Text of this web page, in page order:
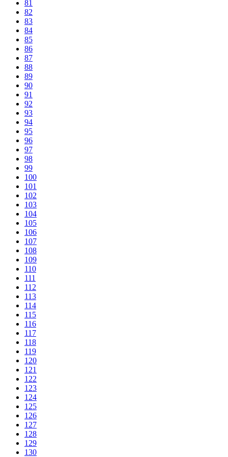
81
82
83
84
85
86
87
88
89
90
91
92
93
94
95
96
97
98
99
100
101
102
103
104
105
106
107
108
109
110
111
112
113
114
115
116
117
118
119
120
121
122
123
124
125
126
127
128
129
130